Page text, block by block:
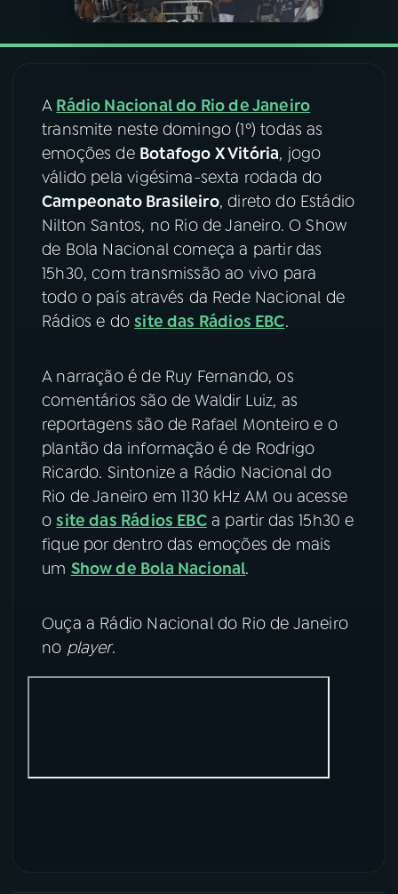
VIDEOCASTS
08 FESTIVAL DE MÚSICA
ACOMPANHE A RÁDIO NACIONAL
YouTube Facebook
Instagram X
TikTok
A Rádio Nacional do Rio de Janeiro
transmite neste domingo (1º) todas as
emoções de Botafogo X Vitória, jogo
válido pela vigésima-sexta rodada do
Campeonato Brasileiro, direto do Estádio
Nilton Santos, no Rio de Janeiro. O Show
de Bola Nacional começa a partir das
15h30, com transmissão ao vivo para
todo o país através da Rede Nacional de
Rádios e dosite das Rádios EBC.
A narração é de Ruy Fernando, os
comentários são de Waldir Luiz, as
reportagens são de Rafael Monteiro e o
plantão da informação é de Rodrigo
Ricardo. Sintonize a Rádio Nacional do
Rio de Janeiro em 1130 kHz AM ou acesse
osite das Rádios EBCa partir das 15h30 e
fique por dentro das emoções de mais
um Show de Bola Nacional.
Ouça a Rádio Nacional do Rio de Janeiro
no player.